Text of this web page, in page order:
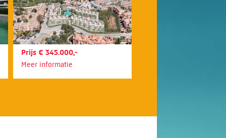
Prijs € 345.000,-
Meer informatie